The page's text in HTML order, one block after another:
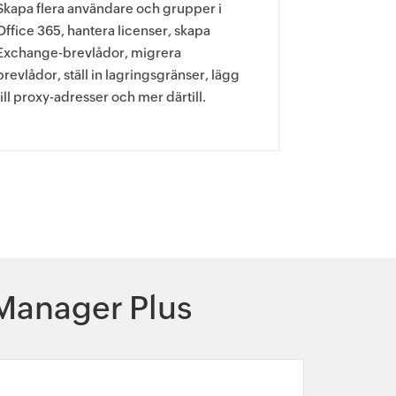
flera användare och grupper i
365, hantera licenser, skapa
brevlådor, migrera
ställ in lagringsgränser, lägg
proxy-adresser och mer därtill.
Plus